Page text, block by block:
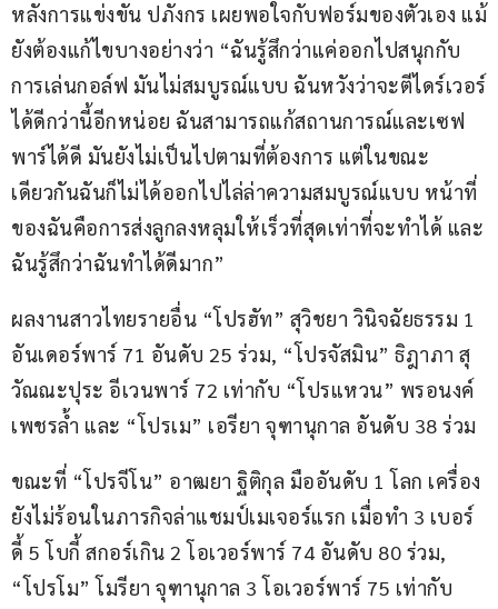
หลังการแข่งขัน ปภังกร เผยพอใจกับฟอร์มของตัวเอง แม้
ยังต้องแก้ไขบางอย่างว่า “ฉันรู้สึกว่าแค่ออกไปสนุกกับ
การเล่นกอล์ฟ มันไม่สมบูรณ์แบบ ฉันหวังว่าจะตีไดร์เวอร์
ได้ดีกว่านี้อีกหน่อย ฉันสามารถแก้สถานการณ์และเซฟ
พาร์ได้ดี มันยังไม่เป็นไปตามที่ต้องการ แต่ในขณะ
เดียวกันฉันก็ไม่ได้ออกไปไล่ล่าความสมบูรณ์แบบ หน้าที่
ของฉันคือการส่งลูกลงหลุมให้เร็วที่สุดเท่าที่จะทำได้ และ
ฉันรู้สึกว่าฉันทำได้ดีมาก”
ผลงานสาวไทยรายอื่น “โปรฮัท” สุวิชยา วินิจฉัยธรรม 1
อันเดอร์พาร์ 71 อันดับ 25 ร่วม, “โปรจัสมิน” ธิฎาภา สุ
วัณณะปุระ อีเวนพาร์ 72 เท่ากับ “โปรแหวน” พรอนงค์
เพชรล้ำ และ “โปรเม” เอรียา จุฑานุกาล อันดับ 38 ร่วม
ขณะที่ “โปรจีโน” อาฒยา ฐิติกุล มืออันดับ 1 โลก เครื่อง
ยังไม่ร้อนในภารกิจล่าแชมป์เมเจอร์แรก เมื่อทำ 3 เบอร์
ดี้ 5 โบกี้ สกอร์เกิน 2 โอเวอร์พาร์ 74 อันดับ 80 ร่วม,
“โปรโม” โมรียา จุฑานุกาล 3 โอเวอร์พาร์ 75 เท่ากับ